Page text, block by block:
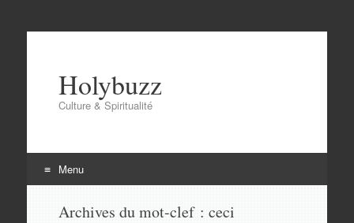
Holybuzz
Culture & Spiritualité
Menu
Archives du mot-clef : ceci